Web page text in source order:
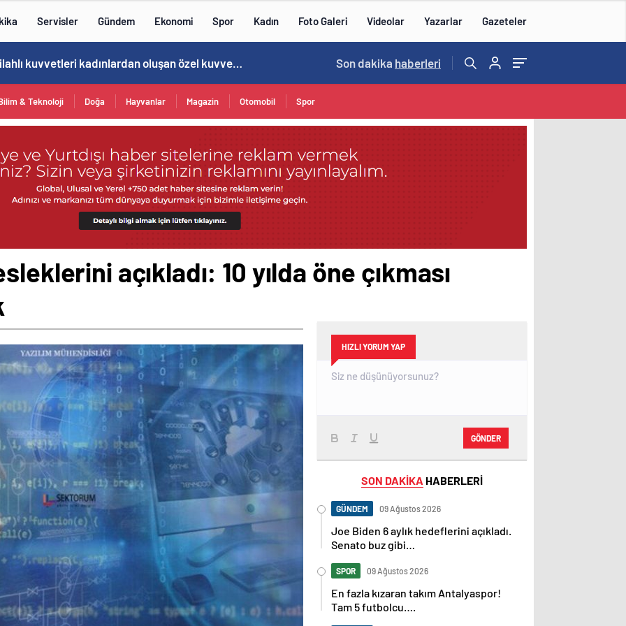
Servisler Gündem Ekonomi Spor Kadın Foto Galeri Videolar Yazarlar Gazeteler
Cristiano Ronaldo’nun akıllara zarar tüm kariyerinin istatistiğini çıkardık ! 14:57 /
Son dakika haberleri
& Teknoloji Doğa Hayvanlar Magazin Otomobil Spor
açıkladı: 10 yılda öne çıkması
HIZLI YORUM YAP
GÖNDER
SON DAKİKA HABERLERİ
GÜNDEM 09 Ağustos 2026
Joe Biden 6 aylık hedeflerini açıkladı.
Senato buz gibi…
SPOR 09 Ağustos 2026
En fazla kızaran takım Antalyaspor!
Tam 5 futbolcu….